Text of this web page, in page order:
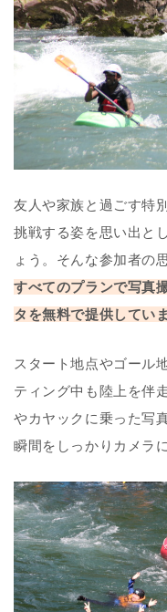
友人や家族と過ごす特
挑戦する姿を思い出と
ょう。そんな参加者の
すべてのプランで写真
タを無料で提供していま
スタート地点やゴール
ティング中も陸上を伴
やカヤックに乗った写
瞬間をしっかりカメラ